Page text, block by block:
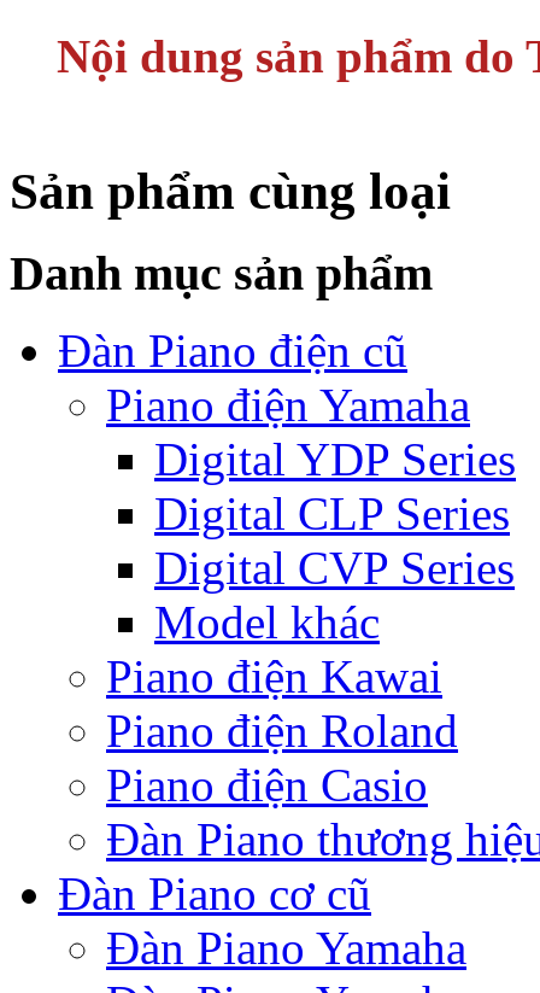
Nội dung sản phẩm do
Sản phẩm cùng loại
Danh mục sản phẩm
Đàn Piano điện cũ
Piano điện Yamaha
Digital YDP Series
Digital CLP Series
Digital CVP Series
Model khác
Piano điện Kawai
Piano điện Roland
Piano điện Casio
Đàn Piano thương
Đàn Piano cơ cũ
Đàn Piano Yamaha